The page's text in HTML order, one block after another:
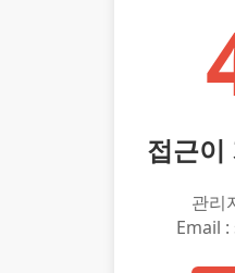
접근이
관리
Email